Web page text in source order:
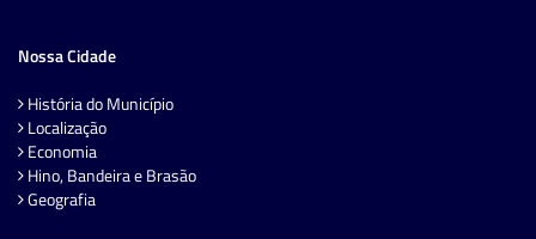
Nossa Cidade
História do Município
Localização
Economia
Hino, Bandeira e Brasão
Geografia